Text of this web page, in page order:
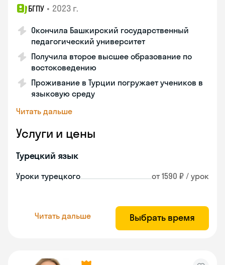
БГПУ • 2023 г.
Окончила Башкирский государственный
педагогический университет
Получила второе высшее образование по
востоковедению
Проживание в Турции погружает учеников в
языковую среду
Читать дальше
Услуги и цены
Турецкий язык
Уроки турецкого от 1590 ₽ / урок
Читать дальше Выбрать время